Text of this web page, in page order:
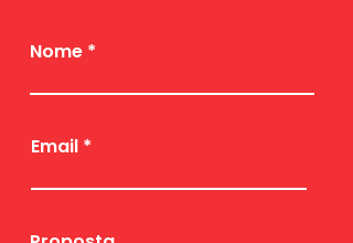
Nome
Email